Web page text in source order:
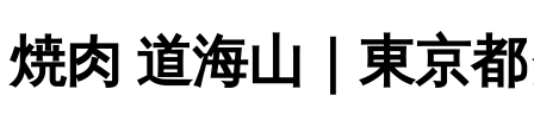
焼肉 道海山｜東京